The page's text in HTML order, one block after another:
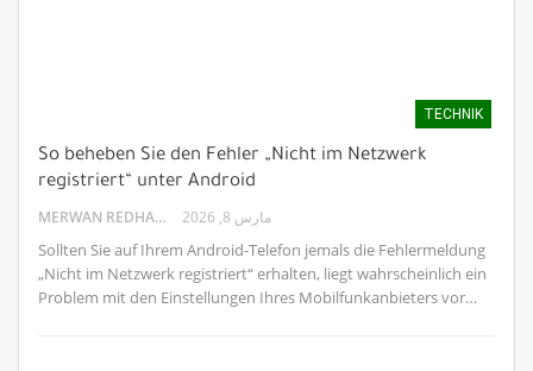
TECHNIK
So beheben Sie den Fehler „Nicht im Netzwerk
registriert“ unter Android
MERWAN REDHA
مارس 8, 2026
Sollten Sie auf Ihrem Android-Telefon jemals die Fehlermeldung
„Nicht im Netzwerk registriert“ erhalten, liegt wahrscheinlich ein
Problem mit den Einstellungen Ihres Mobilfunkanbieters vor…